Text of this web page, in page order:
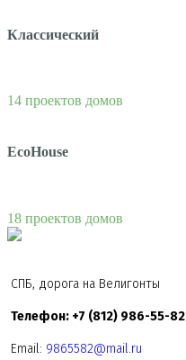
Классический
14 проектов домов
EcoHouse
18 проектов домов
СПБ, дорога на Велигонты
Телефон: +7 (812) 986-55-82
Email: 9865582@mail.ru